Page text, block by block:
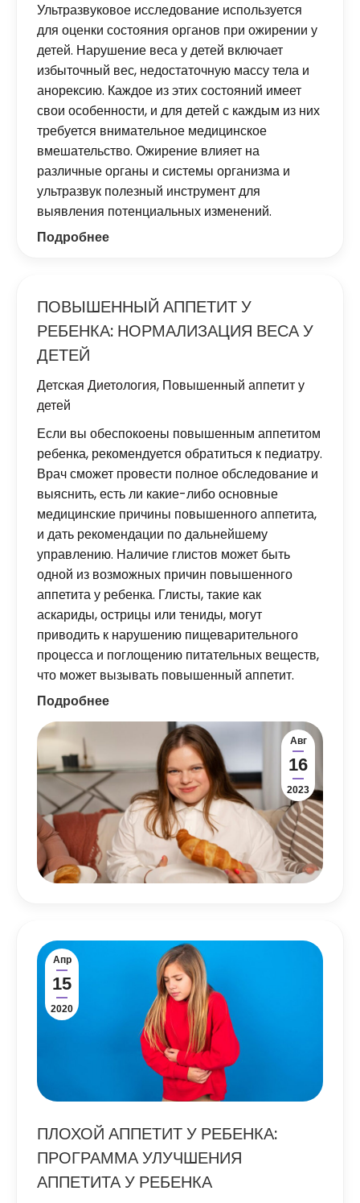
Ультразвуковое исследование используется
для оценки состояния органов при ожирении у
детей. Нарушение веса у детей включает
избыточный вес, недостаточную массу тела и
анорексию. Каждое из этих состояний имеет
свои особенности, и для детей с каждым из них
требуется внимательное медицинское
вмешательство. Ожирение влияет на
различные органы и системы организма и
ультразвук полезный инструмент для
выявления потенциальных изменений.
Подробнее
ПОВЫШЕННЫЙ АППЕТИТ У
РЕБЕНКА: НОРМАЛИЗАЦИЯ ВЕСА У
ДЕТЕЙ
Детская Диетология, Повышенный аппетит у
детей
Если вы обеспокоены повышенным аппетитом
ребенка, рекомендуется обратиться к педиатру.
Врач сможет провести полное обследование и
выяснить, есть ли какие-либо основные
медицинские причины повышенного аппетита,
и дать рекомендации по дальнейшему
управлению. Наличие глистов может быть
одной из возможных причин повышенного
аппетита у ребенка. Глисты, такие как
аскариды, острицы или тениды, могут
приводить к нарушению пищеварительного
процесса и поглощению питательных веществ,
что может вызывать повышенный аппетит.
Подробнее
Авг
16
2023
Апр
15
2020
ПЛОХОЙ АППЕТИТ У РЕБЕНКА:
ПРОГРАММА УЛУЧШЕНИЯ
АППЕТИТА У РЕБЕНКА